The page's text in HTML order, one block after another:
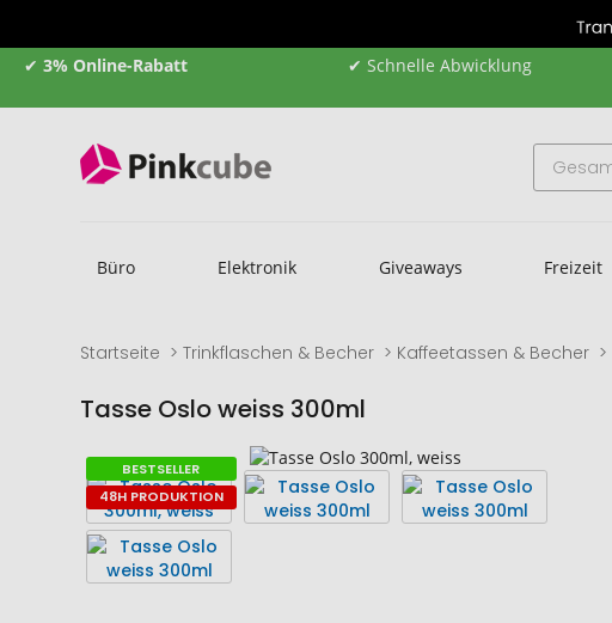
✔ 3% Online-Rabatt ✔ Schnelle Abwicklung
Büro Elektronik Giveaways Freizeit
Startseite Trinkflaschen & Becher Kaffeetassen & Becher
Tasse Oslo weiss 300ml
Zum
Ende
der
Bildgalerie
springen
Zum
Anfang
der
Bildgalerie
springen
BESTSELLER
48H PRODUKTION